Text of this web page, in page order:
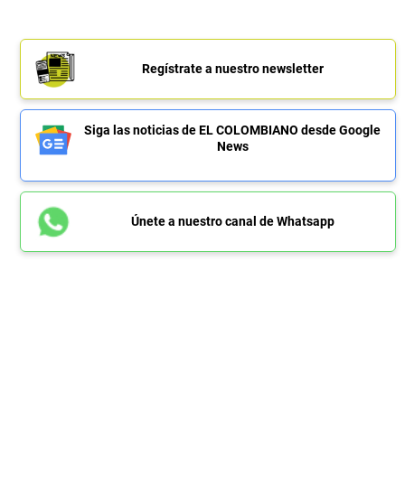
Regístrate a nuestro newsletter
Siga las noticias de EL COLOMBIANO desde Google
News
Únete a nuestro canal de Whatsapp